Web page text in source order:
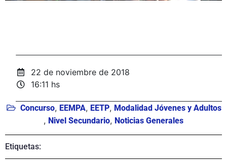
22 de noviembre de 2018
16:11 hs
Concurso, EEMPA, EETP, Modalidad Jóvenes y Adultos
, Nivel Secundario, Noticias Generales
Etiquetas: